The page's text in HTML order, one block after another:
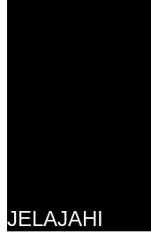
JELAJAHI